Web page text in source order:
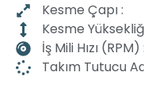
Kesme Çapı :
Kesme
İş Mili Hızı (RPM) :
Takım Tutucu